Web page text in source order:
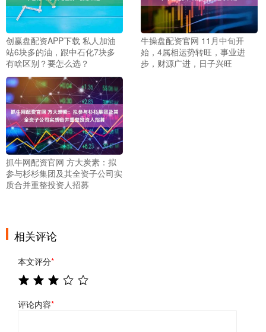
创赢盘配资APP下载 私人加油
站6块多的油，跟中石化7块多
有啥区别？要怎么选？
牛操盘配资官网 11月中旬开
始，4属相运势转旺，事业进
步，财源广进，日子兴旺
抓牛网配资官网 方大炭素：拟
参与杉杉集团及其全资子公司实
质合并重整投资人招募
相关评论
本文评分*
评论内容*